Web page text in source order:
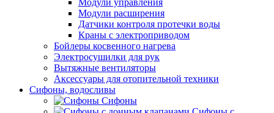
Модули управления
Модули расширения
Датчики контроля протечки воды
Краны с электроприводом
Бойлеры косвенного нагрева
Электросушилки для рук
Вытяжные вентиляторы
Аксессуары для отопительной техники
Сифоны, водосливы
Сифоны